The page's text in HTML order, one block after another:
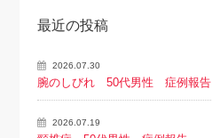
最近の投稿
2026.07.30
腕のしびれ 50代男性 症例報告
2026.07.19